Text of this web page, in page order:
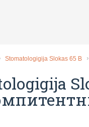
Stomatologigija Slokas 65 B